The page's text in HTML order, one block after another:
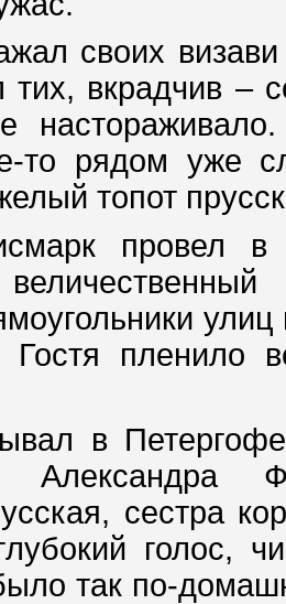
своих
вкрадчив –
то рядом уже
топот
провел в
Гостя пленило
в
Александра
сестра
голос,
так по-